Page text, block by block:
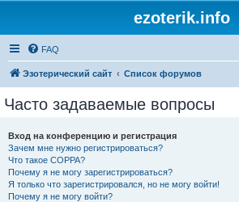
ezoterik.info
FAQ
Эзотерический сайт Список форумов
Часто задаваемые вопросы
Вход на конференцию и регистрация
Зачем мне нужно регистрироваться?
Что такое COPPA?
Почему я не могу зарегистрироваться?
Я только что зарегистрировался, но не могу войти!
Почему я не могу войти?